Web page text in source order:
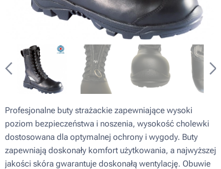
Profesjonalne buty strażackie zapewniające wysoki
poziom bezpieczeństwa i noszenia, wysokość cholewki
dostosowana dla optymalnej ochrony i wygody. Buty
zapewniają doskonały komfort użytkowania, a najwyższej
jakości skóra gwarantuje doskonałą wentylację. Obuwie